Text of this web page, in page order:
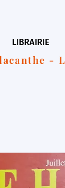
LIBRAIRIE
-